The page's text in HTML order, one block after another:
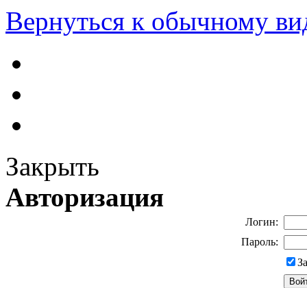
Вернуться к обычному
Закрыть
Авторизация
Логин:
Пароль: